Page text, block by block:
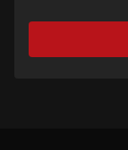
Changan
Chenglong